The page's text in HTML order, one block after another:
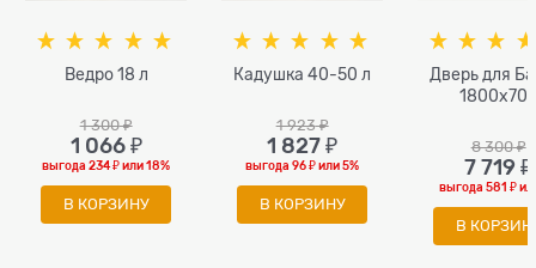
Ведро 18 л
1 300 ₽
1 066 ₽
выгода234 ₽или18%
В КОРЗИНУ
Кадушка 40-50 л
1 923 ₽
1 827 ₽
выгода96 ₽или5%
В КОРЗИНУ
Дверь для
8 300 ₽
7 719 ₽
выгода 581 ₽
В